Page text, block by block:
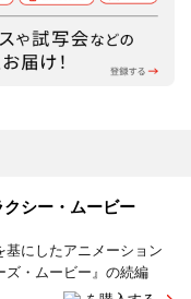
シー・ムービー
基にしたアニメーション
ズ・ムービー』の続編